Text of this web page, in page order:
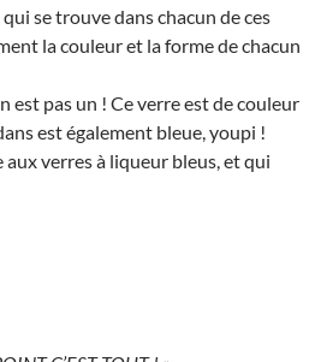
qui se trouve dans chacun de ces
la couleur et la forme de chacun
est pas un ! Ce verre est de couleur
est également bleue, youpi !
verres à liqueur bleus, et qui